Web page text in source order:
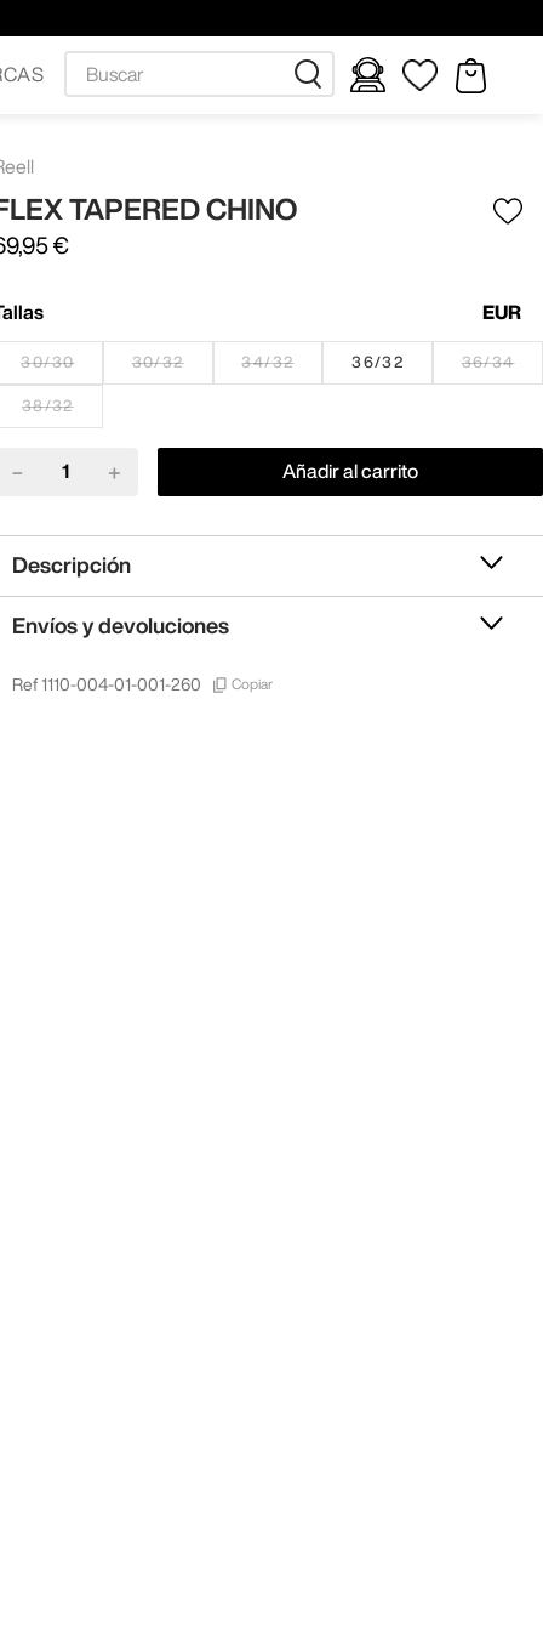
TAPERED CHINO
,95 €
EUR
30/30 30/32 34/32 36/32 36/34
38/32
＋
－ Añadir al carrito
Descripción
Envíos y devoluciones
Ref 1110-004-01-001-260 Copiar